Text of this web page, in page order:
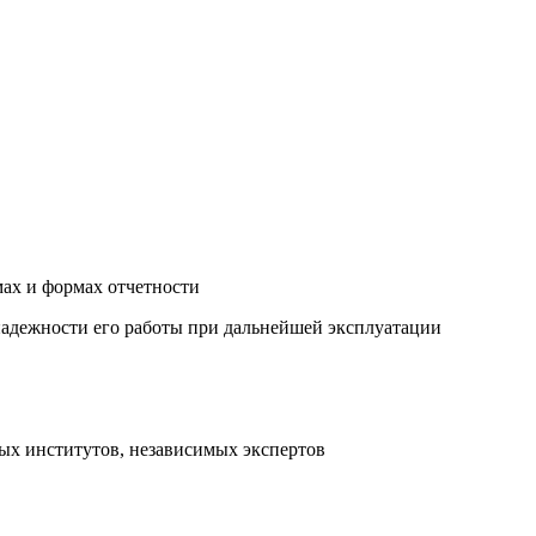
и формах отчетности
его работы при дальнейшей эксплуатации
институтов, независимых экспертов